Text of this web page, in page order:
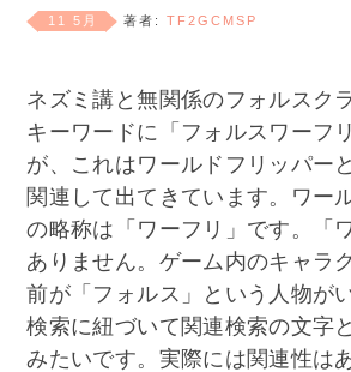
11 5月 著者:TF2GCMSP
ネズミ講と無関係のフォルスク
キーワードに「フォルスワーフ
が、これはワールドフリッパー
関連して出てきています。ワー
の略称は「ワーフリ」です。「
ありません。ゲーム内のキャラ
前が「フォルス」という人物が
検索に紐づいて関連検索の文字
みたいです。実際には関連性は